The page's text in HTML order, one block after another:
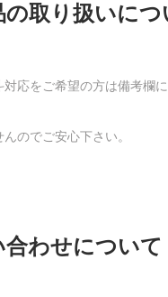
の取り扱いにつ
をご希望の方は備考欄
のでご安心下さい。
合わせについて